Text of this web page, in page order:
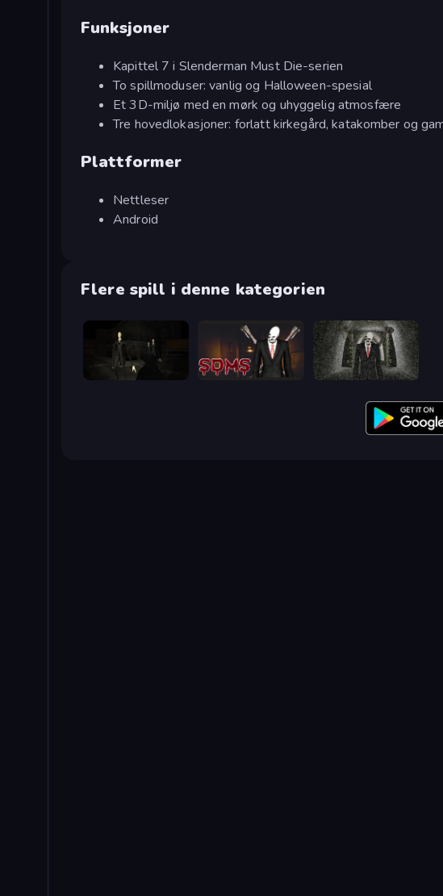
Funksjoner
Kapittel 7 i Slenderman Must Die-serien
To spillmoduser: vanlig og Halloween-spesial
Et 3D-miljø med en mørk og uhyggelig atmosfære
Tre hovedlokasjoner: forlatt kirkegård, katakomber og
Plattformer
Nettleser
Android
Flere spill i denne kategorien
Slenderman Must Die: Sanatorium 2021 Slenderman Must Die: Underground Bunker